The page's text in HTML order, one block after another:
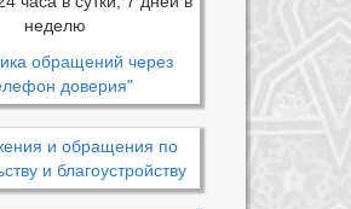
неделю
обращений через
доверия"
и обращения по
и благоустройству